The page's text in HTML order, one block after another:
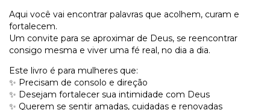
Aqui você vai encontrar palavras que acolhem, curam e
fortalecem.
Um convite para se aproximar de Deus, se reencontrar
consigo mesma e viver uma fé real, no dia a dia.
Este livro é para mulheres que:
✨ Precisam de consolo e direção
✨ Desejam fortalecer sua intimidade com Deus
✨ Querem se sentir amadas, cuidadas e renovadas